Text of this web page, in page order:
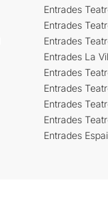
Entrades
Entrades
Entrades
Entrades La
Entrades
Entrades
Entrades
Entrades
Entrades